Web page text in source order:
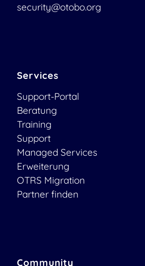
security@otobo.org
Services
Support-Portal
Beratung
Training
Support
Managed Services
Erweiterung
OTRS Migration
Partner finden
Community